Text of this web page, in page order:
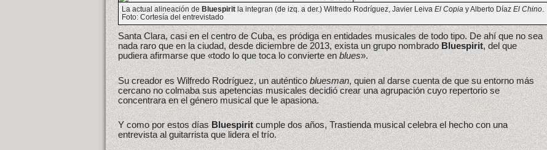
La actual alineación de Bluespirit la integran (de izq. a der.) Wilfredo Rodríguez, Javier Leiva El Copia y Alberto Díaz El Chino.
Foto: Cortesía del entrevistado
Santa Clara, casi en el centro de Cuba, es pródiga en entidades musicales de todo tipo. De ahí que no sea
nada raro que en la ciudad, desde diciembre de 2013, exista un grupo nombrado Bluespirit, del que
pudiera afirmarse que «todo lo que toca lo convierte enblues».
Su creador es Wilfredo Rodríguez, un auténticobluesman, quien al darse cuenta de que su entorno más
cercano no colmaba sus apetencias musicales decidió crear una agrupación cuyo repertorio se
concentrara en el género musical que le apasiona.
Y como por estos díasBluespiritcumple dos años, Trastienda musical celebra el hecho con una
entrevista al guitarrista que lidera el trío.